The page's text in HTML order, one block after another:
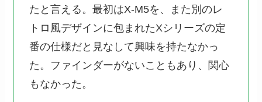
たと言える。最初はX-M5を、また別のレ
トロ風デザインに包まれたXシリーズの定
番の仕様だと見なして興味を持たなかっ
た。ファインダーがないこともあり、関心
もなかった。